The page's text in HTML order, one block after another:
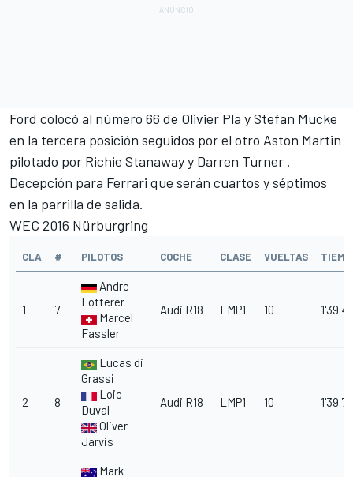
Ford colocó al número 66 de Olivier Pla y Stefan Mucke
en la tercera posición seguidos por el otro Aston Martin
pilotado por Richie Stanaway y Darren Turner .
Decepción para Ferrari que serán cuartos y séptimos
en la parrilla de salida.
WEC 2016 Nürburgring
CLA # PILOTOS COCHE CLASE VUELTAS
1 7
Andre
Lotterer
Marcel
Fassler
Audi R18 LMP1 10
2 8
Lucas di
Grassi
Loic
Duval
Oliver
Jarvis
Audi R18 LMP1 10
Mark